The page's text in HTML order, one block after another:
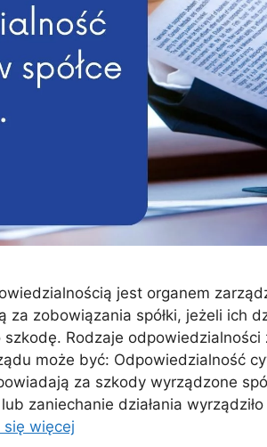
jest organem
za zobowiązania spółki, jeżeli ich
szkodę. Rodzaje odpowiedzialności
może być: Odpowiedzialność
za szkody wyrządzone
zaniechanie działania
się więcej